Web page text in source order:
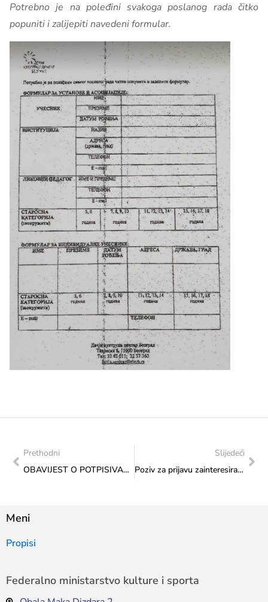
Potrebno je na poleđini svakoga poslanog rada čitko
popuniti i zalijepiti navedeni formular.
Prethodni
OBAVIJEST O POTPISIVANJU UGOVORA
Slijedeći
Poziv za prijavu zainteresirani kandidata za Otvorene nominacije za UNESCO ICM nagradu za obrazovanje / obuku u borilačkim vještinama
Meni
Propisi
Federalno ministarstvo kulture i sporta